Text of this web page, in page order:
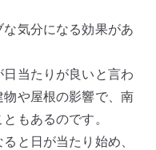
気分になる効果があ
当たりが良いと言わ
や屋根の影響で、南
もあるのです。
と日が当たり始め、